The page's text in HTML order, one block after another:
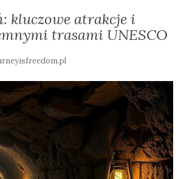
kluczowe atrakcje i
trasami UNESCO